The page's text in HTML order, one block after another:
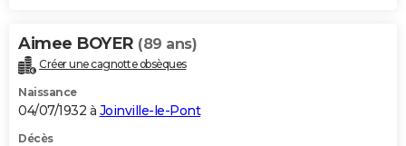
Aimee BOYER (89 ans)
Créer une cagnotte obsèques
Naissance
04/07/1932 à Joinville-le-Pont
Décès